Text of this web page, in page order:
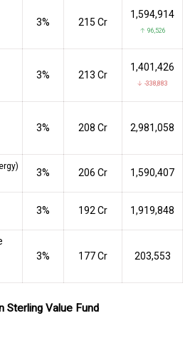
3% ₹215 Cr
1,594,914
↑ 96,526
3% ₹213 Cr
1,401,426
↓ -338,883
3% ₹208 Cr 2,981,058
3% ₹206 Cr 1,590,407
3% ₹192 Cr 1,919,848
3% ₹177 Cr 203,553
Sterling Value Fund